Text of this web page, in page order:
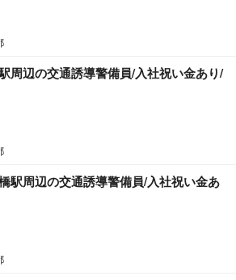
周辺の交通誘導警備員/入社祝い金あり/
駅周辺の交通誘導警備員/入社祝い金あ